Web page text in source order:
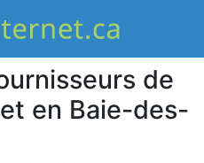
de
en Baie-des-